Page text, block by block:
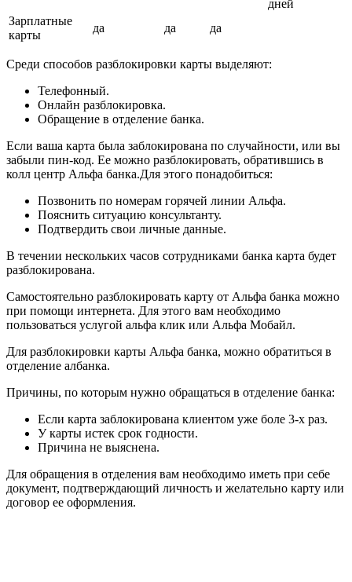
дней
Зарплатные
карты
да да да
Среди способов разблокировки карты выделяют:
Телефонный.
Онлайн разблокировка.
Обращение в отделение банка.
Если ваша карта была заблокирована по случайности, или вы
забыли пин-код. Ее можно разблокировать, обратившись в
колл центр Альфа банка.Для этого понадобиться:
Позвонить по номерам горячей линии Альфа.
Пояснить ситуацию консультанту.
Подтвердить свои личные данные.
В течении нескольких часов сотрудниками банка карта будет
разблокирована.
Самостоятельно разблокировать карту от Альфа банка можно
при помощи интернета. Для этого вам необходимо
пользоваться услугой альфа клик или Альфа Мобайл.
Для разблокировки карты Альфа банка, можно обратиться в
отделение албанка.
Причины, по которым нужно обращаться в отделение банка:
Если карта заблокирована клиентом уже боле 3-х раз.
У карты истек срок годности.
Причина не выяснена.
Для обращения в отделения вам необходимо иметь при себе
документ, подтверждающий личность и желательно карту или
договор ее оформления.